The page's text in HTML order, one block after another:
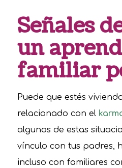
Señales
un
familiar
Puede que estés
relacionado con el
algunas de estas
vínculo con tus padres,
incluso con familiares